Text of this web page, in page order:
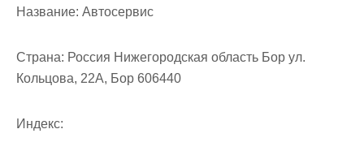
Название: Автосервис
Страна: Россия Нижегородская область Бор ул.
Кольцова, 22А, Бор 606440
Индекс: